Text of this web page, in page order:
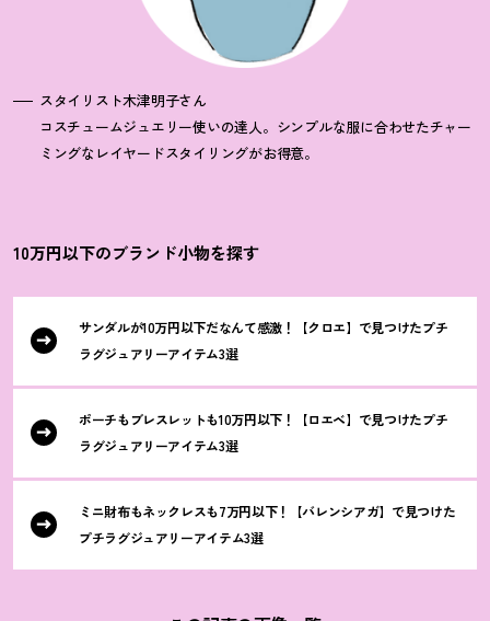
スタイリスト木津明子さん
コスチュームジュエリー使いの達人。シンプルな服に合わせたチャー
ミングなレイヤードスタイリングがお得意。
10万円以下のブランド小物を探す
サンダルが10万円以下だなんて感激！
【クロエ】で見つけたプチ
ラグジュアリーアイテム3選
ポーチもブレスレットも10万円以下！
【ロエベ】で見つけたプチ
ラグジュアリーアイテム3選
ミニ財布もネックレスも7万円以下！
【バレンシアガ】で見つけた
プチラグジュアリーアイテム3選